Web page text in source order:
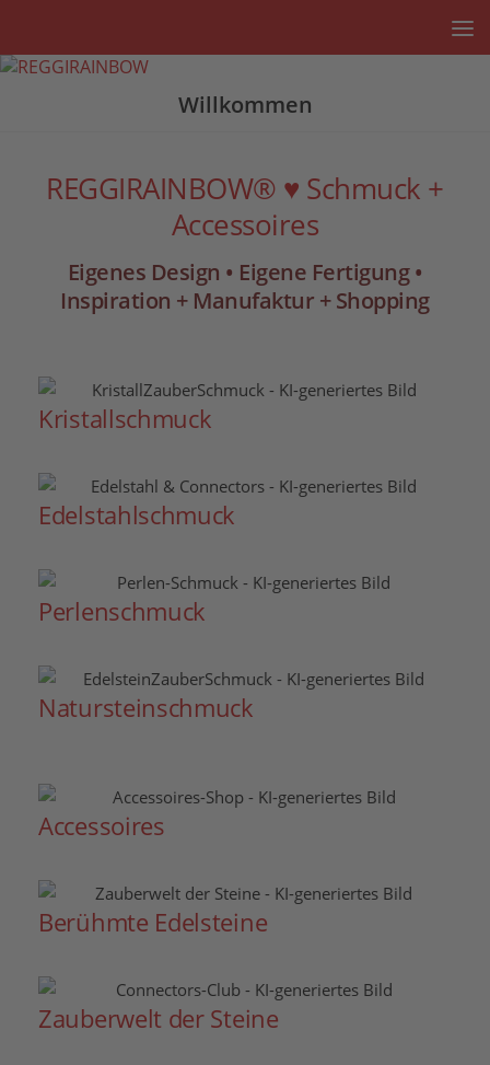
Willkommen
REGGIRAINBOW® ♥ Schmuck +
Accessoires
Eigenes Design • Eigene Fertigung •
Inspiration + Manufaktur + Shopping
Kristallschmuck
Edelstahlschmuck
Perlenschmuck
Natursteinschmuck
Accessoires
Berühmte Edelsteine
Zauberwelt der Steine